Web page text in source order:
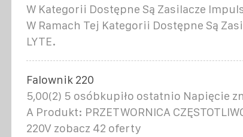
W Kategorii Dostępne Są Zasilacze
W Ramach Tej Kategorii Dostępne Są
LYTE.
Falownik 220
5,00(2) 5 osóbkupiło ostatnio Napięcie
A Produkt: PRZETWORNICA
220V zobacz 42 oferty